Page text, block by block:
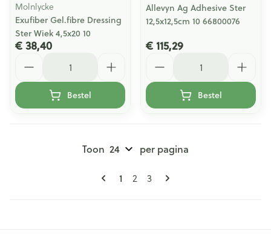
Molnlycke
Exufiber Gel.fibre Dressing
Ster Wiek 4,5x20 10
€ 38,40
Bestel
Allevyn Ag Adhesive Ster
12,5x12,5cm 10 66800076
€ 115,29
Bestel
Pagina's
U lees momenteel pagina
1 Pagina
2 Pagina
3
Toon per pagina